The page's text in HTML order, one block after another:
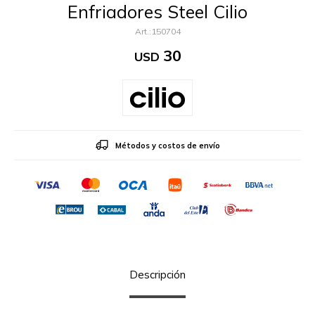
Enfriadores Steel Cilio
150704
USD 30
Métodos y costos de envío
Descripción